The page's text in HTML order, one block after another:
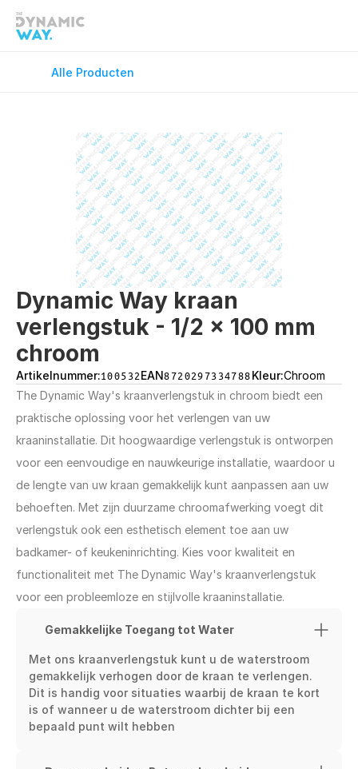
Keukenkranen
Vloerverwarming
Wastafelkranen
Alle Producten
Dynamic Way kraan
verlengstuk - 1/2 x 100 mm
chroom
Artikelnummer:100532EAN8720297334788Kleur:Chroom
The Dynamic Way's kraanverlengstuk in chroom biedt een
praktische oplossing voor het verlengen van uw
kraaninstallatie. Dit hoogwaardige verlengstuk is ontworpen
voor een eenvoudige en nauwkeurige installatie, waardoor u
de lengte van uw kraan gemakkelijk kunt aanpassen aan uw
behoeften. Met zijn duurzame chroomafwerking voegt dit
verlengstuk ook een esthetisch element toe aan uw
badkamer- of keukeninrichting. Kies voor kwaliteit en
functionaliteit met The Dynamic Way's kraanverlengstuk
voor een probleemloze en stijlvolle kraaninstallatie.
Gemakkelijke Toegang tot Water
Met ons kraanverlengstuk kunt u de waterstroom
gemakkelijk verhogen door de kraan te verlengen.
Dit is handig voor situaties waarbij de kraan te kort
is of wanneer u de waterstroom dichter bij een
bepaald punt wilt hebben